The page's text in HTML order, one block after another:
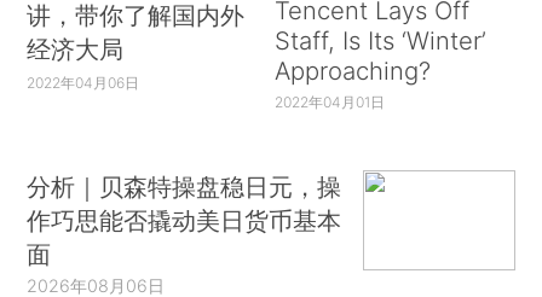
讲，带你了解国内外
经济大局
2022年04月06日
Tencent Lays Off
Staff, Is Its ‘Winter’
Approaching?
2022年04月01日
分析｜贝森特操盘稳日元，操
作巧思能否撬动美日货币基本
面
2026年08月06日